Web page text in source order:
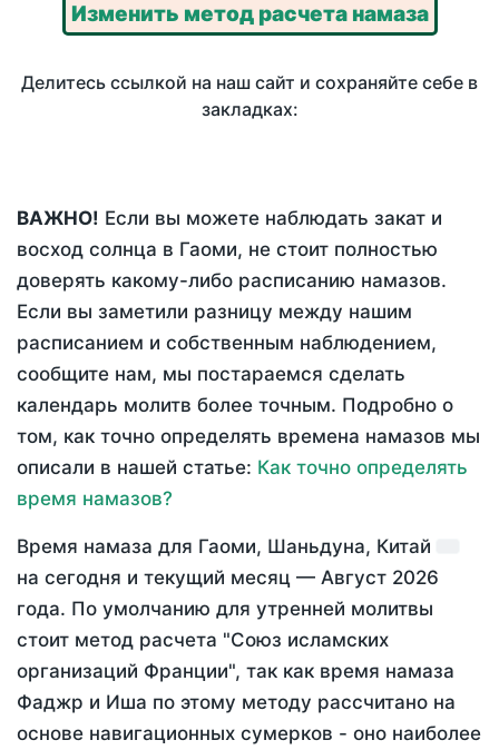
Изменить метод расчета намаза
Делитесь ссылкой на наш сайт и сохраняйте себе в
закладках:
ВАЖНО! Если вы можете наблюдать закат и
восход солнца в Гаоми, не стоит полностью
доверять какому-либо расписанию намазов.
Если вы заметили разницу между нашим
расписанием и собственным наблюдением,
сообщите нам, мы постараемся сделать
календарь молитв более точным. Подробно о
том, как точно определять времена намазов мы
описали в нашей статье: Как точно определять
время намазов?
Время намаза для Гаоми, Шаньдуна, Китай
на сегодня и текущий месяц — Август 2026
года. По умолчанию для утренней молитвы
стоит метод расчета "Союз исламских
организаций Франции", так как время намаза
Фаджр и Иша по этому методу рассчитано на
основе навигационных сумерков - оно наиболее